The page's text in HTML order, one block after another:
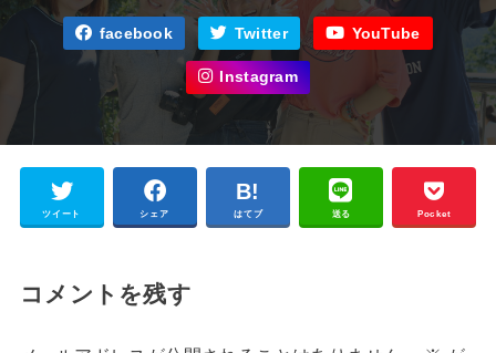
facebook Twitter YouTube
Instagram
ツイート シェア はてブ 送る Pocket
コメントを残す